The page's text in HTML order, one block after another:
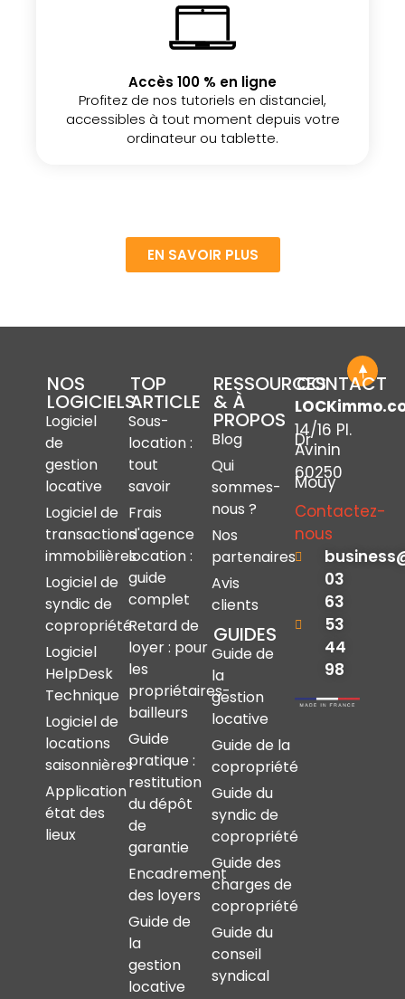
Accès 100 % en ligne
Profitez de nos tutoriels en distanciel,
accessibles à tout moment depuis votre
ordinateur ou tablette.
EN SAVOIR PLUS
NOS
LOGICIELS
Logiciel
de
gestion
locative
Logiciel de
transactions
immobilières
Logiciel de
syndic de
copropriété
Logiciel
HelpDesk
Technique
Logiciel de
locations
saisonnières
Application
état des
lieux
TOP
ARTICLE
Sous-
location :
tout
savoir
Frais
d'agence
location :
guide
complet
Retard de
loyer : pour
les
propriétaires-
bailleurs
Guide
pratique :
restitution
du dépôt
de
garantie
Encadrement
des loyers
Guide de
la
gestion
locative
RESSOURCES
& À
PROPOS
Blog
Qui
sommes-
nous ?
Nos
partenaires
Avis
clients
GUIDES
Guide de
la
gestion
locative
Guide de la
copropriété
Guide du
syndic de
copropriété
Guide des
charges de
copropriété
Guide du
conseil
syndical
CONTACT
14/16 Pl.
Dr
Avinin
60250
Mouy
Contactez-
nous
03
63
53
44
98